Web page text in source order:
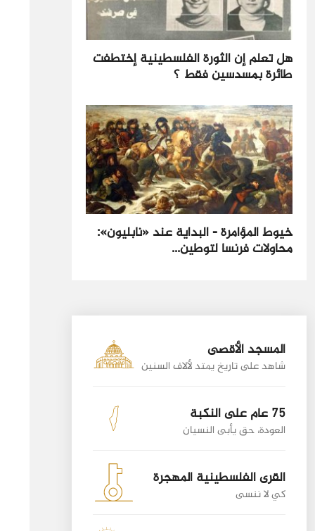
هل تعلم إن الثورة الفلسطينية إختطفت
طائرة بمسدسين فقط ؟
خيوط المؤامرة - البداية عند «نابليون»:
محاولات فرنسا لتوطين...
المسجد الأقصى
شاهد على تاريخ يمتد لألاف السنين
75 عام على النكبة
العودة، حق يأبى النسيان
القرى الفلسطينية المهجرة
كي لا ننسى